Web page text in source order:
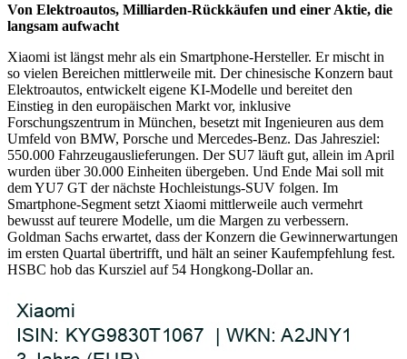
Von Elektroautos, Milliarden-Rückkäufen und einer Aktie, die
langsam aufwacht
Xiaomi ist längst mehr als ein Smartphone-Hersteller. Er mischt in
so vielen Bereichen mittlerweile mit. Der chinesische Konzern baut
Elektroautos, entwickelt eigene KI-Modelle und bereitet den
Einstieg in den europäischen Markt vor, inklusive
Forschungszentrum in München, besetzt mit Ingenieuren aus dem
Umfeld von BMW, Porsche und Mercedes-Benz. Das Jahresziel:
550.000 Fahrzeugauslieferungen. Der SU7 läuft gut, allein im April
wurden über 30.000 Einheiten übergeben. Und Ende Mai soll mit
dem YU7 GT der nächste Hochleistungs-SUV folgen. Im
Smartphone-Segment setzt Xiaomi mittlerweile auch vermehrt
bewusst auf teurere Modelle, um die Margen zu verbessern.
Goldman Sachs erwartet, dass der Konzern die Gewinnerwartungen
im ersten Quartal übertrifft, und hält an seiner Kaufempfehlung fest.
HSBC hob das Kursziel auf 54 Hongkong-Dollar an.